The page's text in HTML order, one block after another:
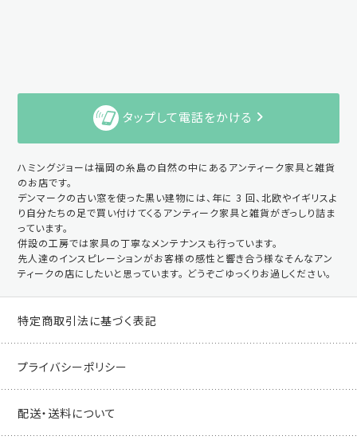
タップして電話をかける
ハミングジョーは福岡の糸島の自然の中にあるアンティーク家具と雑貨
のお店です。
デンマークの古い窓を使った黒い建物には、年に 3 回、北欧やイギリスよ
り自分たちの足で買い付けてくるアンティーク家具と雑貨がぎっしり詰ま
っています。
併設の工房では家具の丁寧なメンテナンスも行っています。
先人達のインスピレーションがお客様の感性と響き合う様なそんなアン
ティークの店にしたいと思っています。 どうぞごゆっくりお過しください。
特定商取引法に基づく表記
プライバシーポリシー
配送・送料について